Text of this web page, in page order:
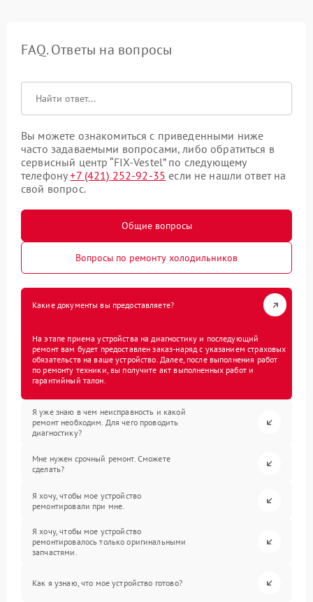
FAQ. Ответы на вопросы
Вы можете ознакомиться с приведенными ниже
часто задаваемыми вопросами, либо обратиться в
сервисный центр “FIX-Vestel” по следующему
телефону+7 (421) 252-92-35 если не нашли ответ на
свой вопрос.
Общие вопросы
Вопросы по ремонту холодильников
Какие документы вы предоставляете?
На этапе приема устройства на диагностику и последующий
ремонт вам будет предоставлен заказ-наряд с указанием страховых
обязательств на ваше устройство. Далее, после выполнения работ
по ремонту техники, вы получите акт выполненных работ и
гарантийный талон.
Я уже знаю в чем неисправность и какой
ремонт необходим. Для чего проводить
диагностику?
Мне нужен срочный ремонт. Сможете
сделать?
Я хочу, чтобы мое устройство
ремонтировали при мне.
Я хочу, чтобы мое устройство
ремонтировалось только оригинальными
запчастями.
Как я узнаю, что мое устройство готово?